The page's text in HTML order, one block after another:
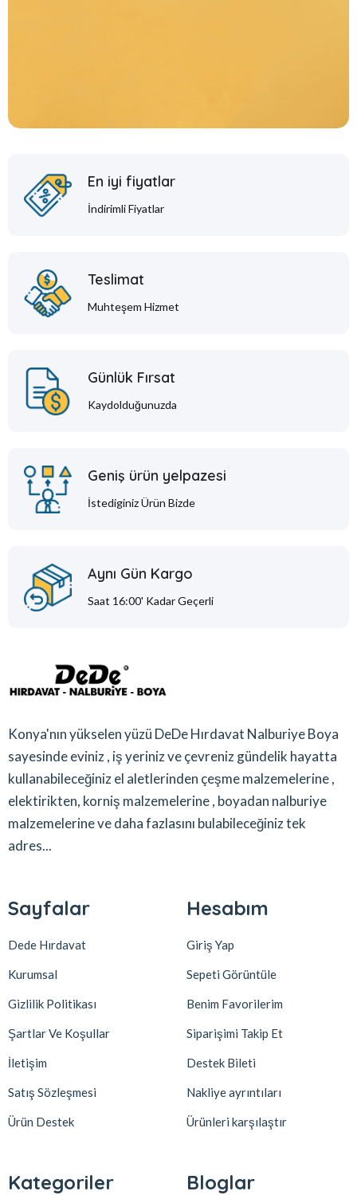
En iyi fiyatlar
İndirimli Fiyatlar
Teslimat
Muhteşem Hizmet
Günlük Fırsat
Kaydolduğunuzda
Geniş ürün yelpazesi
İstediginiz Ürün Bizde
Aynı Gün Kargo
Saat 16:00' Kadar Geçerli
Konya'nın yükselen yüzü DeDe Hırdavat Nalburiye Boya
sayesinde eviniz , iş yeriniz ve çevreniz gündelik hayatta
kullanabileceğiniz el aletlerinden çeşme malzemelerine ,
elektirikten, korniş malzemelerine , boyadan nalburiye
malzemelerine ve daha fazlasını bulabileceğiniz tek
adres...
Sayfalar
Dede Hırdavat
Kurumsal
Gizlilik Politikası
Şartlar Ve Koşullar
İletişim
Satış Sözleşmesi
Ürün Destek
Hesabım
Giriş Yap
Sepeti Görüntüle
Benim Favorilerim
Siparişimi Takip Et
Destek Bileti
Nakliye ayrıntıları
Ürünleri karşılaştır
Kategoriler Bloglar